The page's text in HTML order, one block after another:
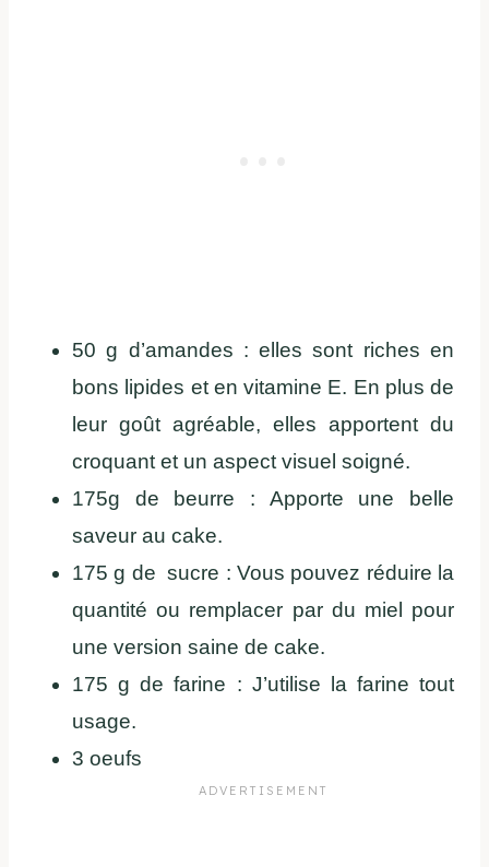
50 g d’amandes : elles sont riches en
bons lipides et en vitamine E. En plus de
leur goût agréable, elles apportent du
croquant et un aspect visuel soigné.
175g de beurre : Apporte une belle
saveur au cake.
175 g de sucre : Vous pouvez réduire la
quantité ou remplacer par du miel pour
une version saine de cake.
175 g de farine : J’utilise la farine tout
usage.
3 oeufs